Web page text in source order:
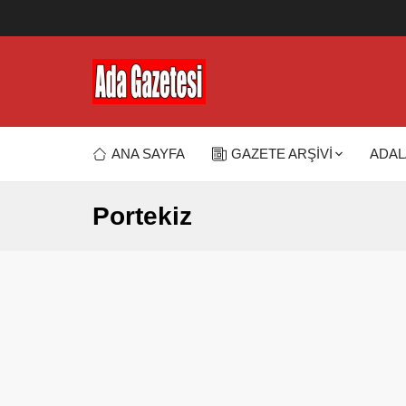
ANA SAYFA GAZETE ARŞİVİ
Portekiz